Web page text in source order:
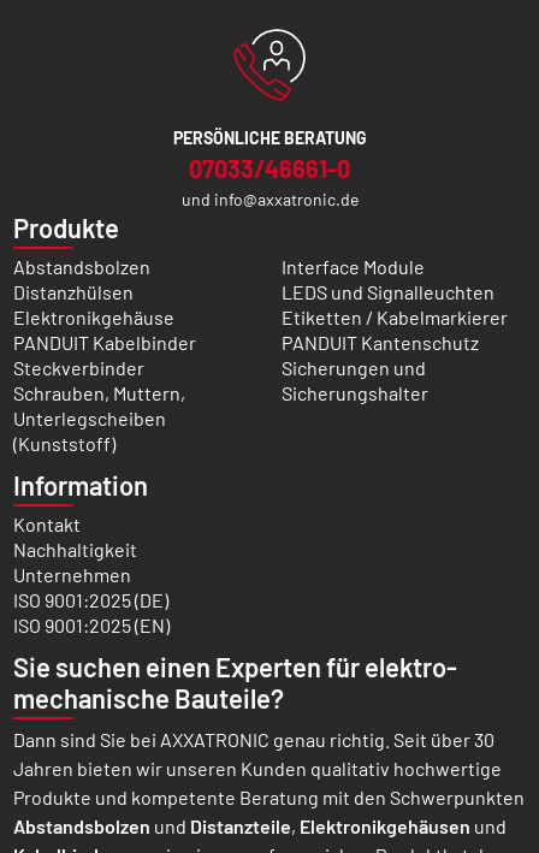
PERSÖNLICHE BERATUNG
07033/46661-0
und info@axxatronic.de
Produkte
Abstandsbolzen
Distanzhülsen
Elektronikgehäuse
PANDUIT Kabelbinder
Steckverbinder
Schrauben, Muttern,
Unterlegscheiben
(Kunststoff)
Interface Module
LEDS und Signalleuchten
Etiketten / Kabelmarkierer
PANDUIT Kantenschutz
Sicherungen und
Sicherungshalter
Information
Kontakt
Nachhaltigkeit
Unternehmen
ISO 9001:2025 (DE)
ISO 9001:2025 (EN)
Sie suchen einen Experten für elektro­
mechanische Bauteile?
Dann sind Sie bei AXXATRONIC genau richtig. Seit über 30
Jahren bieten wir unseren Kunden qualitativ hochwertige
Produkte und kompetente Beratung mit den Schwer­punkten
Abstands­bolzen und Distanz­teile, Elektronik­gehäusen und